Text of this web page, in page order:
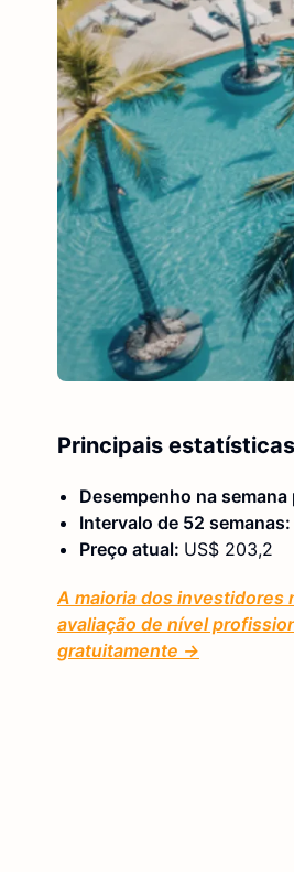
Principais
Desempenho na semana
Intervalo de 52 semanas:
Preço atual: US$ 203,2
A maioria dos investidores
avaliação de nível
gratuitamente →